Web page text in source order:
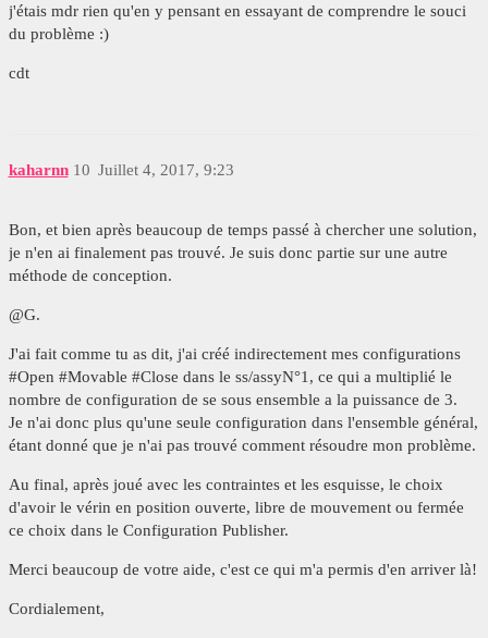
j'étais mdr rien qu'en y pensant en essayant de comprendre le souci
du problème :)
cdt
kaharnn Juillet 4, 2017, 9:23
10
Bon, et bien après beaucoup de temps passé à chercher une solution,
je n'en ai finalement pas trouvé. Je suis donc partie sur une autre
méthode de conception.
@G.
J'ai fait comme tu as dit, j'ai créé indirectement mes configurations
#Open #Movable #Close dans le ss/assyN°1, ce qui a multiplié le
nombre de configuration de se sous ensemble a la puissance de 3.
Je n'ai donc plus qu'une seule configuration dans l'ensemble général,
étant donné que je n'ai pas trouvé comment résoudre mon problème.
Au final, après joué avec les contraintes et les esquisse, le choix
d'avoir le vérin en position ouverte, libre de mouvement ou fermée
ce choix dans le Configuration Publisher.
Merci beaucoup de votre aide, c'est ce qui m'a permis d'en arriver là!
Cordialement,